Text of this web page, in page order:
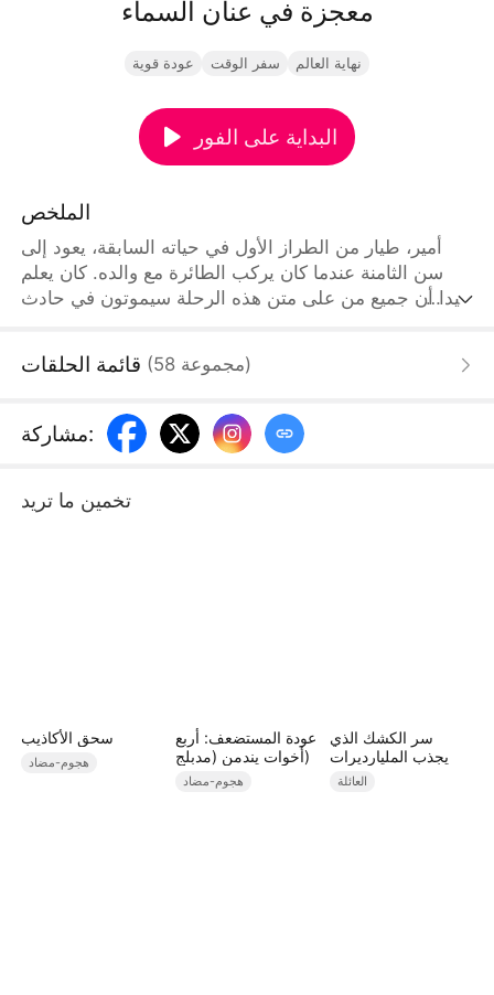
معجزة في عنان السماء
عودة قوية سفر الوقت نهاية العالم
البداية على الفور
الملخص
أمير، طيار من الطراز الأول في حياته السابقة، يعود إلى
سن الثامنة عندما كان يركب الطائرة مع والده. كان يعلم
جيدا أن جميع من على متن هذه الرحلة سيموتون في حادث
المقصورة الممزقة، ويكون الجميع في خطر محدق، في
سنوات أن يمنع تحطم الطائرة، وينقذ والده الذي مات
لحمايته في ذلك الوقت، بالإضافة إلى المئات من الركاب
قائمة الحلقات (58 مجموعة)
مشاركة:
تخمين ما تريد
سحق الأكاذيب
هجوم-مضاد
عودة المستضعف: أربع
أخوات يندمن (مدبلج)
هجوم-مضاد
سر الكشك الذي
يجذب المليارديرات
العائلة